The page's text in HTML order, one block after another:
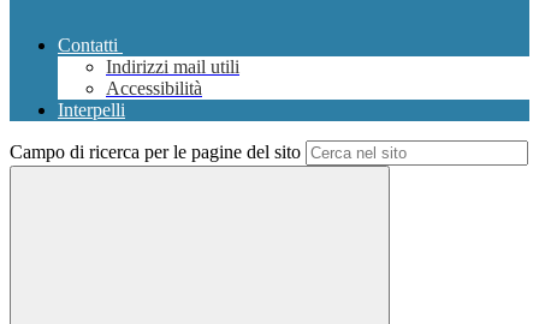
Contatti
Indirizzi mail utili
Accessibilità
Interpelli
Campo di ricerca per le pagine del sito